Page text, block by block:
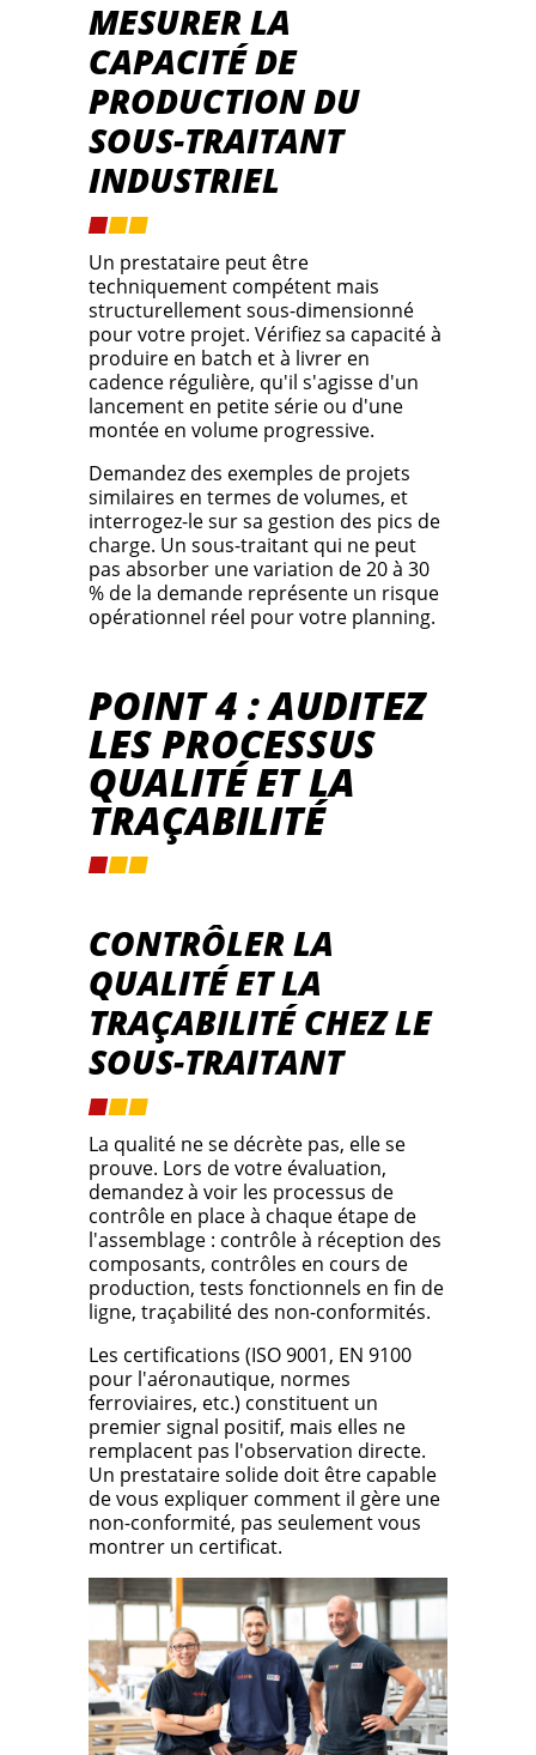
MESURER LA
CAPACITÉ DE
PRODUCTION DU
SOUS-TRAITANT
INDUSTRIEL
Un prestataire peut être
techniquement compétent mais
structurellement sous-dimensionné
pour votre projet. Vérifiez sa capacité à
produire en batch et à livrer en
cadence régulière, qu'il s'agisse d'un
lancement en petite série ou d'une
montée en volume progressive.
Demandez des exemples de projets
similaires en termes de volumes, et
interrogez-le sur sa gestion des pics de
charge. Un sous-traitant qui ne peut
pas absorber une variation de 20 à 30
% de la demande représente un risque
opérationnel réel pour votre planning.
POINT 4 : AUDITEZ
LES PROCESSUS
QUALITÉ ET LA
TRAÇABILITÉ
CONTRÔLER LA
QUALITÉ ET LA
TRAÇABILITÉ CHEZ LE
SOUS-TRAITANT
La qualité ne se décrète pas, elle se
prouve. Lors de votre évaluation,
demandez à voir les processus de
contrôle en place à chaque étape de
l'assemblage : contrôle à réception des
composants, contrôles en cours de
production, tests fonctionnels en fin de
ligne, traçabilité des non-conformités.
Les certifications (ISO 9001, EN 9100
pour l'aéronautique, normes
ferroviaires, etc.) constituent un
premier signal positif, mais elles ne
remplacent pas l'observation directe.
Un prestataire solide doit être capable
de vous expliquer comment il gère une
non-conformité, pas seulement vous
montrer un certificat.